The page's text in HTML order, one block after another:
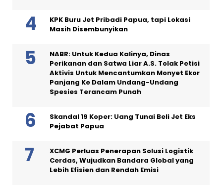
KPK Buru Jet Pribadi Papua, tapi Lokasi
Masih Disembunyikan
NABR: Untuk Kedua Kalinya, Dinas
Perikanan dan Satwa Liar A.S. Tolak Petisi
Aktivis Untuk Mencantumkan Monyet Ekor
Panjang Ke Dalam Undang-Undang
Spesies Terancam Punah
Skandal 19 Koper: Uang Tunai Beli Jet Eks
Pejabat Papua
XCMG Perluas Penerapan Solusi Logistik
Cerdas, Wujudkan Bandara Global yang
Lebih Efisien dan Rendah Emisi